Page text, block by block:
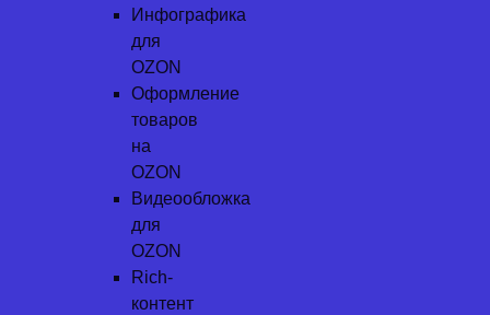
Инфографика
для
OZON
Оформление
товаров
на
OZON
Видеообложка
для
OZON
Rich-
контент